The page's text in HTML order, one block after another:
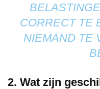
CORRECT TE
NIEMAND TE
2. Wat zijn